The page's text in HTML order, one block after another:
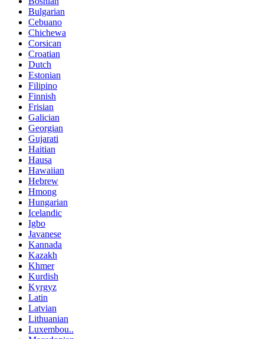
Bulgarian
Cebuano
Chichewa
Corsican
Croatian
Dutch
Estonian
Filipino
Finnish
Frisian
Galician
Georgian
Gujarati
Haitian
Hausa
Hawaiian
Hebrew
Hmong
Hungarian
Icelandic
Igbo
Javanese
Kannada
Kazakh
Khmer
Kurdish
Kyrgyz
Latin
Latvian
Lithuanian
Luxembou..